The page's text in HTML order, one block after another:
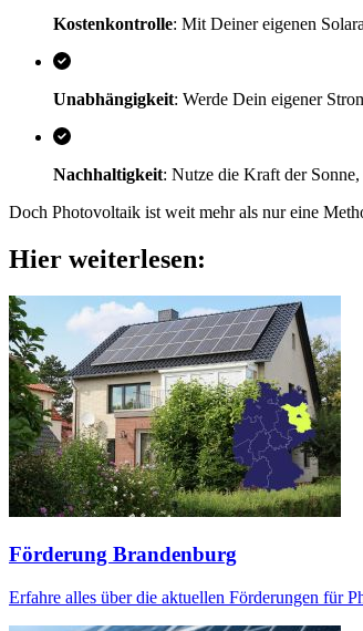
Kostenkontrolle: Mit Deiner eigenen
Unabhängigkeit: Werde Dein eigener
Nachhaltigkeit: Nutze die Kraft der
Doch Photovoltaik ist weit mehr als nur eine
Hier weiterlesen:
Förderung Brandenburg
Erfahre alles über die aktuellen Förderungen für